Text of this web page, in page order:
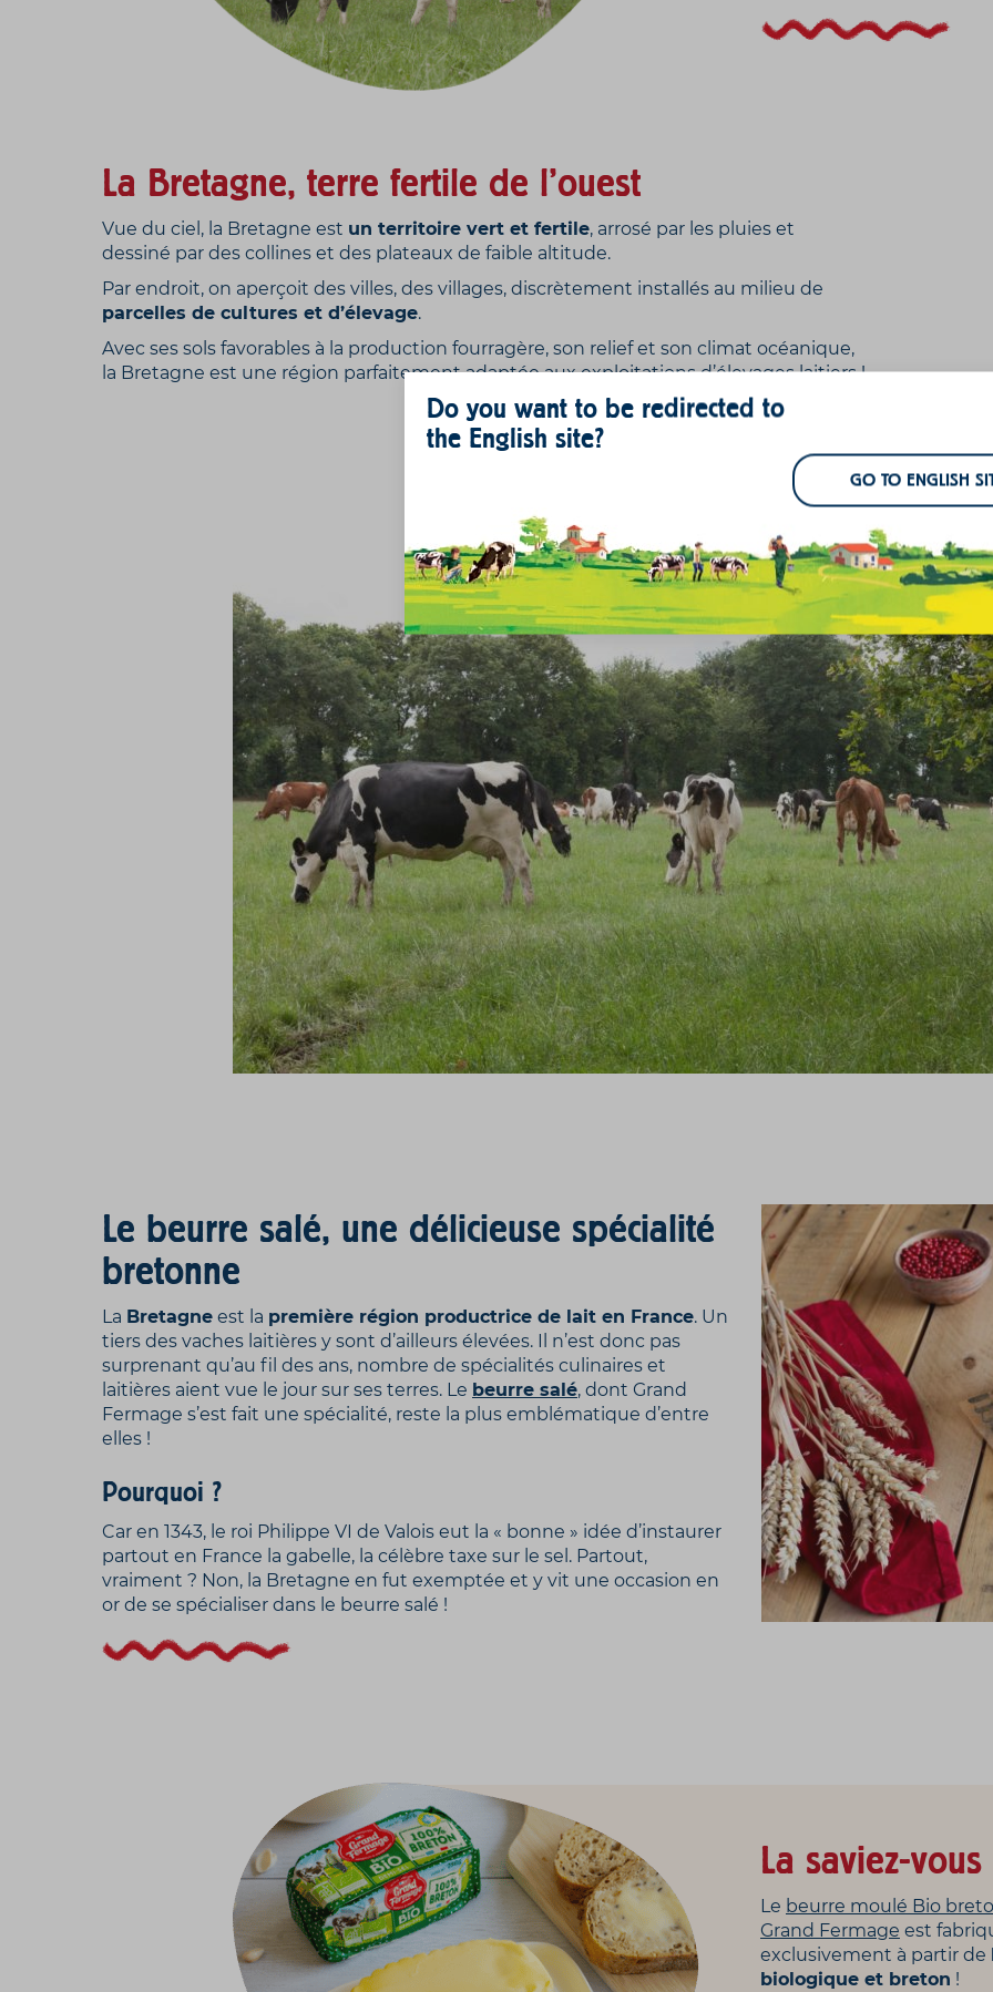
La Bretagne, terre fertile de l’ouest
Vue du ciel, la Bretagne est un territoire vert et fertile, arrosé par les pluies et
dessiné par des collines et des plateaux de faible altitude.
Par endroit, on aperçoit des villes, des villages, discrètement installés au milieu de
parcelles de cultures et d’élevage.
Avec ses sols favorables à la production fourragère, son relief et son climat océanique,
la Bretagne est une région parfaitement adaptée aux exploitations d’élevages laitiers !
Le beurre salé, une délicieuse spécialité
bretonne
La Bretagne est la première région productrice de lait en France. Un
tiers des vaches laitières y sont d’ailleurs élevées. Il n’est donc pas
surprenant qu’au fil des ans, nombre de spécialités culinaires et
laitières aient vue le jour sur ses terres. Le beurre salé, dont Grand
Fermage s’est fait une spécialité, reste la plus emblématique d’entre
elles !
Pourquoi ?
Car en 1343, le roi Philippe VI de Valois eut la « bonne » idée d’instaurer
partout en France la gabelle, la célèbre taxe sur le sel. Partout,
vraiment ? Non, la Bretagne en fut exemptée et y vit une occasion en
or de se spécialiser dans le beurre salé !
La saviez-vous
Le beurre moulé Bio
Grand Fermage est
exclusivement à partir de
biologique et breton !
Do you want to be redirected to
the English site?
GO TO ENGLISH